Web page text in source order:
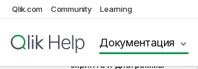
Qlik.com Community Learning
Документация
TTest_conf — функция
TTest_df — функция
скриптa и диаграммы